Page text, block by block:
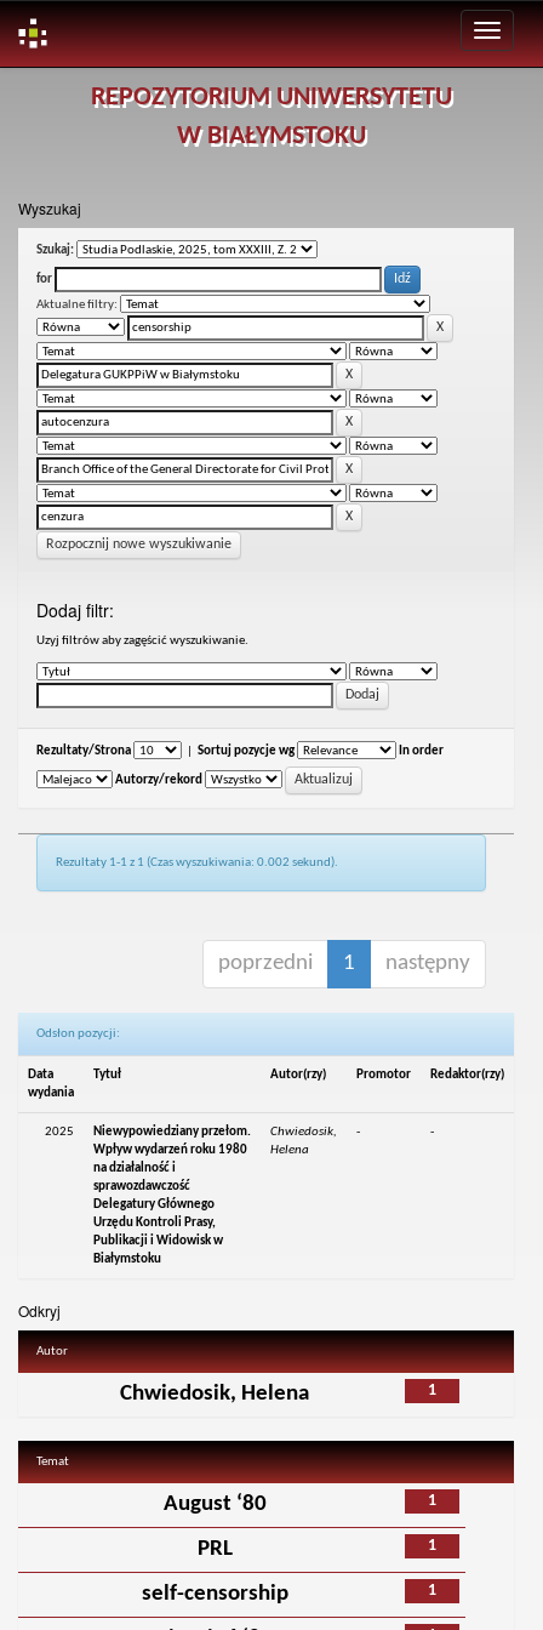
REPOZYTORIUM UNIWERSYTETU
W BIAŁYMSTOKU
Wyszukaj
Szukaj:
for
Aktualne filtry:
Rozpocznij nowe wyszukiwanie
Dodaj filtr:
Uzyj filtrów aby zagęścić wyszukiwanie.
Rezultaty/Strona Sortuj pozycje wg In order
Autorzy/rekord
Rezultaty 1-1 z 1 (Czas wyszukiwania: 0.002 sekund).
poprzedni 1 następny
Odsłon pozycji:
Data
wydania
Tytuł Autor(rzy) Promotor Redaktor(rzy)
2025
Niewypowiedziany przełom.
Wpływ wydarzeń roku 1980
na działalność i
sprawozdawczość
Delegatury Głównego
Urzędu Kontroli Prasy,
Publikacji i Widowisk w
Białymstoku
Chwiedosik,
Helena
- -
Odkryj
Autor
1
Chwiedosik, Helena
Temat
1
August ‘80
1
PRL
1
self-censorship